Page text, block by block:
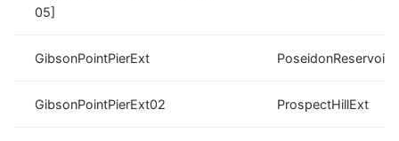
05]
GibsonPointPierExt
GibsonPointPierExt02 ProspectHillExt